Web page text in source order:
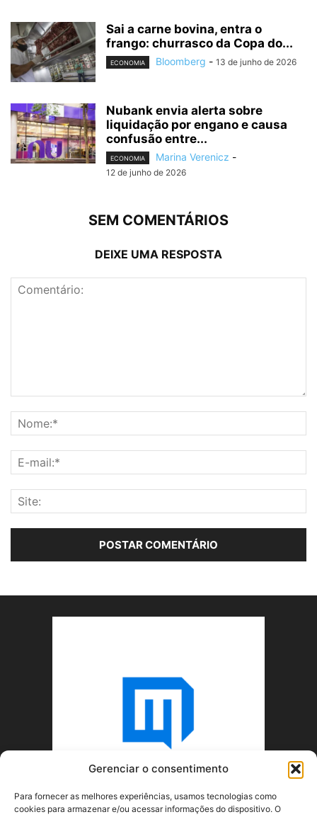
Gerenciar o consentimento
Para fornecer as melhores experiências, usamos tecnologias como
cookies para armazenar e/ou acessar informações do dispositivo. O
Sai a carne bovina, entra o
frango: churrasco da Copa do...
ECONOMIA Bloomberg - 13 de junho de 2026
Nubank envia alerta sobre
liquidação por engano e causa
confusão entre...
ECONOMIA Marina Verenicz -
12 de junho de 2026
SEM COMENTÁRIOS
DEIXE UMA RESPOSTA